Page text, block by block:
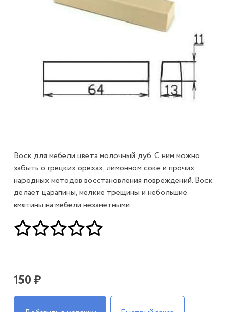
Воск для мебели цвета молочный дуб. С ним можно
забыть о грецких орехах, лимонном соке и прочих
народных методов восстановления повреждений. Воск
делает царапины, мелкие трещины и небольшие
вмятины на мебели незаметными.
150 ₽